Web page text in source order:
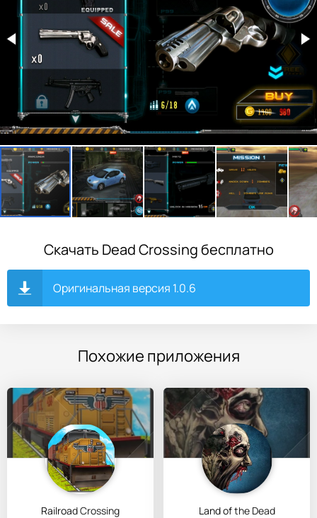
Скачать Dead Crossing бесплатно
Оригинальная версия 1.0.6
Похожие приложения
Railroad Crossing Land of the Dead